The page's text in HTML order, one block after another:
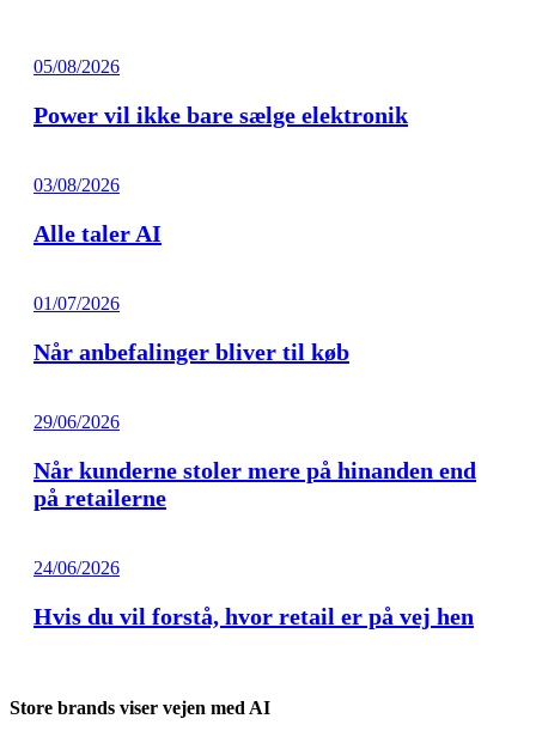
05/08/2026
Power vil ikke bare sælge elektronik
03/08/2026
Alle taler AI
01/07/2026
Når anbefalinger bliver til køb
29/06/2026
Når kunderne stoler mere på hinanden end
på retailerne
24/06/2026
Hvis du vil forstå, hvor retail er på vej hen
Store brands viser vejen med AI